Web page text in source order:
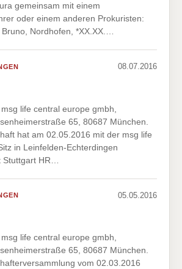
gemeinsam mit einem
oder einem anderen Prokuristen:
Bruno, Nordhofen, *XX.XX.…
08.07.2016
life central europe gmbh,
65, 80687 München.
hat am 02.05.2016 mit der msg life
in Leinfelden-Echterdingen
Stuttgart HR…
05.05.2016
life central europe gmbh,
65, 80687 München.
vom 02.03.2016